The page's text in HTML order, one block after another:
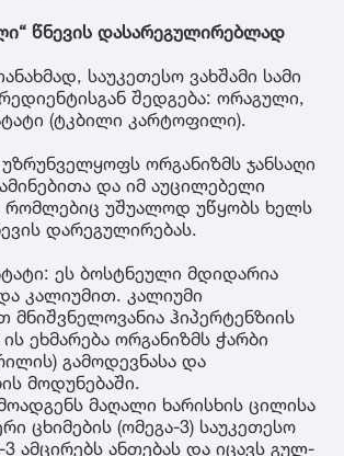
წნევის დასარეგულირებლად
საუკეთესო ვახშამი სამი
შედგება: ორაგული,
(ტკბილი კარტოფილი).
უზრუნველყოფს ორგანიზმს ჯანსაღი
და იმ აუცილებელი
რომლებიც უშუალოდ უწყობს ხელს
დარეგულირებას.
ეს ბოსტნეული მდიდარია
კალიუმით. კალიუმი
მნიშვნელოვანია ჰიპერტენზიის
ეხმარება ორგანიზმს ჭარბი
გამოდევნასა და
მოდუნებაში.
მაღალი ხარისხის ცილისა
ცხიმების (ომეგა-3) საუკეთესო
ამცირებს ანთებას და იცავს გულ-